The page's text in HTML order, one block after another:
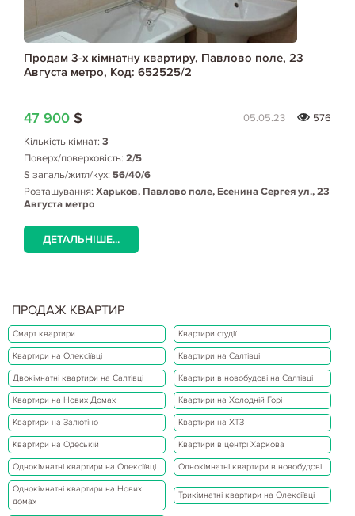
Продам 3-х кімнатну квартиру, Павлово поле, 23
Августа метро, Код: 652525/2
47 900 $ 05.05.23
576
Кількість кімнат: 3
Поверх/поверховість: 2/5
S загаль/житл/кух: 56/40/6
Розташування: Харьков, Павлово поле, Есенина Сергея ул., 23
Августа метро
ДЕТАЛЬНІШЕ...
ПРОДАЖ КВАРТИР
Смарт квартири Квартири студії
Квартири на Олексіївці Квартири на Салтівці
Двокімнатні квартири на Салтівці Квартири в новобудові на Салтівці
Квартири на Нових Домах Квартири на Холодній Горі
Квартири на Залютіно Квартири на ХТЗ
Квартири на Одеській Квартири в центрі Харкова
Однокімнатні квартири на Олексіївці Однокімнатні квартири в новобудові
Однокімнатні квартири на Нових
домах
Трикімнатні квартири на Олексіївці